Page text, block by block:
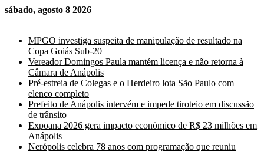
sábado, agosto 8 2026
MPGO investiga suspeita de manipulação de resultado na
Copa Goiás Sub-20
Vereador Domingos Paula mantém licença e não retorna à
Câmara de Anápolis
Pré-estreia de Colegas e o Herdeiro lota São Paulo com
elenco completo
Prefeito de Anápolis intervém e impede tiroteio em discussão
de trânsito
Expoana 2026 gera impacto econômico de R$ 23 milhões em
Anápolis
Nerópolis celebra 78 anos com programação que reuniu